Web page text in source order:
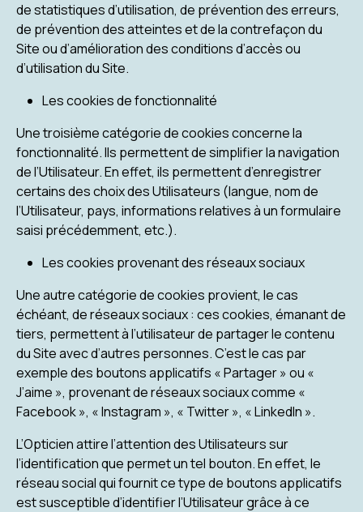
de statistiques d’utilisation, de prévention des erreurs,
de prévention des atteintes et de la contrefaçon du
Site ou d’amélioration des conditions d’accès ou
d’utilisation du Site.
Les cookies de fonctionnalité
Une troisième catégorie de cookies concerne la
fonctionnalité. Ils permettent de simplifier la navigation
de l’Utilisateur. En effet, ils permettent d’enregistrer
certains des choix des Utilisateurs (langue, nom de
l’Utilisateur, pays, informations relatives à un formulaire
saisi précédemment, etc.).
Les cookies provenant des réseaux sociaux
Une autre catégorie de cookies provient, le cas
échéant, de réseaux sociaux : ces cookies, émanant de
tiers, permettent à l’utilisateur de partager le contenu
du Site avec d’autres personnes. C’est le cas par
exemple des boutons applicatifs « Partager » ou «
J’aime », provenant de réseaux sociaux comme «
Facebook », « Instagram », « Twitter », « LinkedIn ».
L’Opticien attire l’attention des Utilisateurs sur
l’identification que permet un tel bouton. En effet, le
réseau social qui fournit ce type de boutons applicatifs
est susceptible d’identifier l’Utilisateur grâce à ce